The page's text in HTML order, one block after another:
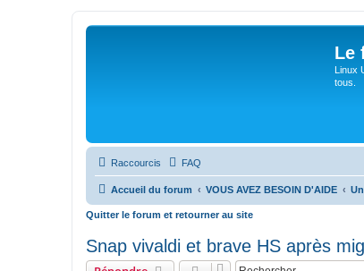
Le
Linux
tous.
Raccourcis FAQ
Accueil du forum VOUS AVEZ BESOIN D'AIDE
Quitter le forum et retourner au site
Snap vivaldi et brave HS après